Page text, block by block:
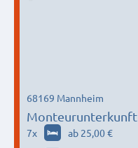
68169 Mannheim
7x ab 25,00 €